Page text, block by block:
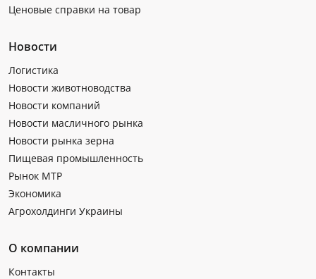
Ценовые справки на товар
Новости
Логистика
Новости животноводства
Новости компаний
Новости масличного рынка
Новости рынка зерна
Пищевая промышленность
Рынок МТР
Экономика
Агрохолдинги Украины
О компании
Контакты